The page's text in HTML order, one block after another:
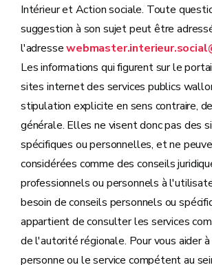
Intérieur et Action sociale. Toute
suggestion à son sujet peut être
l'adresse
Les informations qui figurent sur le
sites internet des services publics
stipulation explicite en sens contraire,
générale. Elles ne visent donc pas des
spécifiques ou personnelles, et ne
considérées comme des conseils
professionnels ou personnels à
besoin de conseils personnels ou
appartient de consulter les services
de l'autorité régionale. Pour vous aider
personne ou le service compétent au